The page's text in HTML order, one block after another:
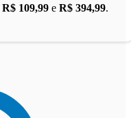
R$ 109,99 e R$ 394,99.